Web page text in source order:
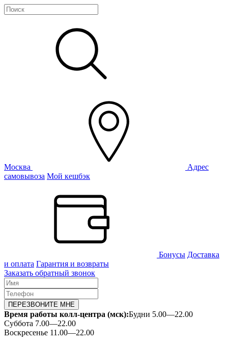
Москва
Адрес
самовывоза Мой кешбэк
Бонусы Доставка
и оплата Гарантия и возвраты
Заказать обратный звонок
ПЕРЕЗВОНИТЕ МНЕ
Время работы колл-центра (мск):Будни 5.00—22.00
Суббота 7.00—22.00
Воскресенье 11.00—22.00